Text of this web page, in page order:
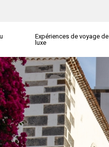
Expériences de voyage de
luxe